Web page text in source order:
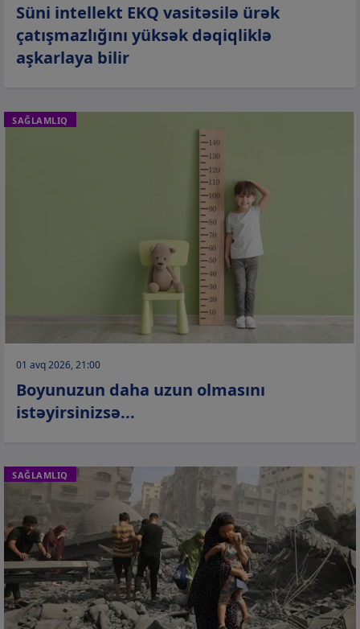
Süni intellekt EKQ vasitəsilə ürək
çatışmazlığını yüksək dəqiqliklə
aşkarlaya bilir
SAĞLAMLIQ
01 avq 2026, 21:00
Boyunuzun daha uzun olmasını
istəyirsinizsə...
SAĞLAMLIQ